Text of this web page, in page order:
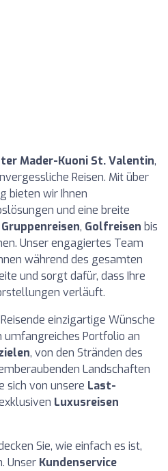
Mader-Kuoni St. Valentin,
Reisen. Mit über
bieten wir Ihnen
und eine breite
Gruppenreisen, Golfreisen bis
Unser engagiertes Team
während des gesamten
und sorgt dafür, dass Ihre
verläuft.
einzigartige Wünsche
umfangreiches Portfolio an
, von den Stränden des
Landschaften
sich von unsere Last-
Luxusreisen
Sie, wie einfach es ist,
Unser Kundenservice